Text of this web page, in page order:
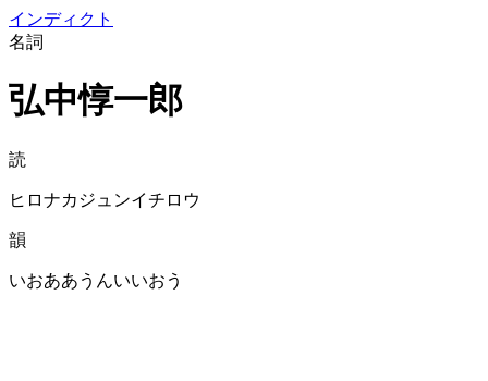
インディクト
名詞
弘中惇一郎
読
ヒロナカジュンイチロウ
韻
いおああうんいいおう